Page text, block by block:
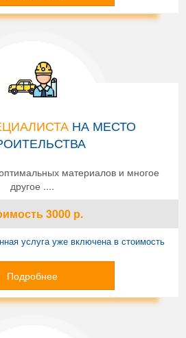
НА МЕСТО
материалов и многое
другое ....
3000р.
услуга уже включена в стоимость
Подробнее